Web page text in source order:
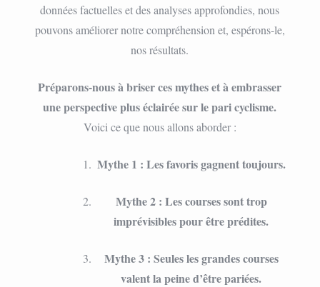
données factuelles et des analyses approfondies, nous
pouvons améliorer notre compréhension et, espérons-le,
nos résultats.
Préparons-nous à briser ces mythes et à embrasser
une perspective plus éclairée sur le pari cyclisme.
Voici ce que nous allons aborder :
Mythe 1 : Les favoris gagnent toujours.
Mythe 2 : Les courses sont trop
imprévisibles pour être prédites.
Mythe 3 : Seules les grandes courses
valent la peine d’être pariées.